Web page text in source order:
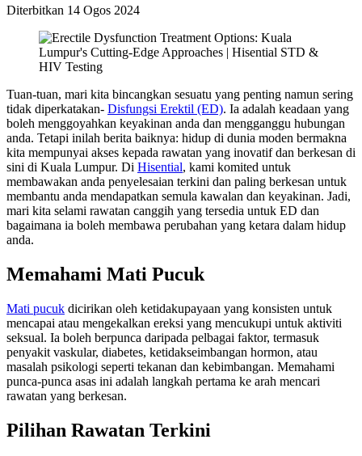
Diterbitkan 14 Ogos 2024
Tuan-tuan, mari kita bincangkan sesuatu yang penting namun sering
tidak diperkatakan- Disfungsi Erektil (ED). Ia adalah keadaan yang
boleh menggoyahkan keyakinan anda dan mengganggu hubungan
anda. Tetapi inilah berita baiknya: hidup di dunia moden bermakna
kita mempunyai akses kepada rawatan yang inovatif dan berkesan di
sini di Kuala Lumpur. Di Hisential, kami komited untuk
membawakan anda penyelesaian terkini dan paling berkesan untuk
membantu anda mendapatkan semula kawalan dan keyakinan. Jadi,
mari kita selami rawatan canggih yang tersedia untuk ED dan
bagaimana ia boleh membawa perubahan yang ketara dalam hidup
anda.
Memahami Mati Pucuk
Mati pucuk dicirikan oleh ketidakupayaan yang konsisten untuk
mencapai atau mengekalkan ereksi yang mencukupi untuk aktiviti
seksual. Ia boleh berpunca daripada pelbagai faktor, termasuk
penyakit vaskular, diabetes, ketidakseimbangan hormon, atau
masalah psikologi seperti tekanan dan kebimbangan. Memahami
punca-punca asas ini adalah langkah pertama ke arah mencari
rawatan yang berkesan.
Pilihan Rawatan Terkini